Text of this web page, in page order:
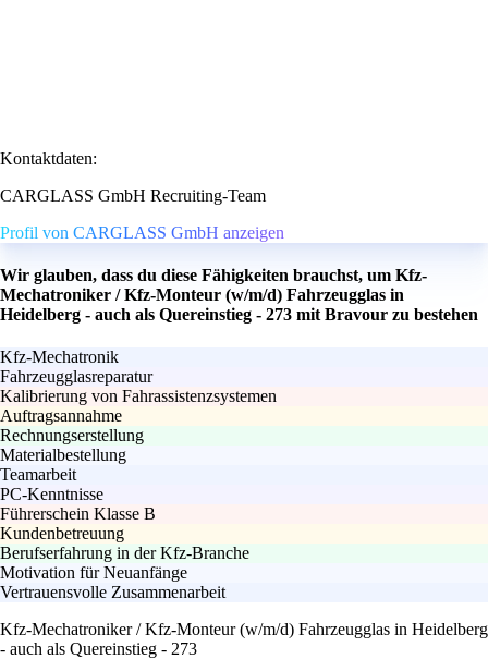
Kontaktdaten:
CARGLASS GmbH Recruiting-Team
Profil von CARGLASS GmbH anzeigen
Wir glauben, dass du diese Fähigkeiten brauchst, um Kfz-
Mechatroniker / Kfz-Monteur (w/m/d) Fahrzeugglas in
Heidelberg - auch als Quereinstieg - 273 mit Bravour zu bestehen
Kfz-Mechatronik
Fahrzeugglasreparatur
Kalibrierung von Fahrassistenzsystemen
Auftragsannahme
Rechnungserstellung
Materialbestellung
Teamarbeit
PC-Kenntnisse
Führerschein Klasse B
Kundenbetreuung
Berufserfahrung in der Kfz-Branche
Motivation für Neuanfänge
Vertrauensvolle Zusammenarbeit
Kfz-Mechatroniker / Kfz-Monteur (w/m/d) Fahrzeugglas in Heidelberg
- auch als Quereinstieg - 273